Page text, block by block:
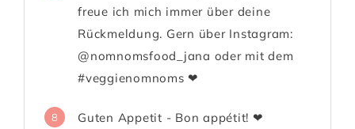
freue ich mich immer über deine
Rückmeldung. Gern über Instagram:
@nomnomsfood_jana oder mit dem
#veggienomnoms ❤
8 Guten Appetit - Bon appétit! ❤